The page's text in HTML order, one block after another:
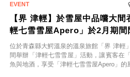
【界 津輕】於雪屋中品嚐大
輕七雪雪屋Apero」於2月期間
位於青森縣大鰐溫泉的溫泉旅館「界 津輕
間舉辦「津輕七雪雪屋」活動，讓賓客在
魚與地酒，享受「津輕七雪雪屋Apero」的